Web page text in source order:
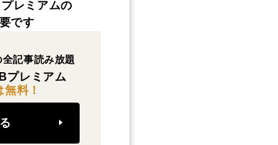
レミアムの
です
記事読み放題
プレミアム
料！